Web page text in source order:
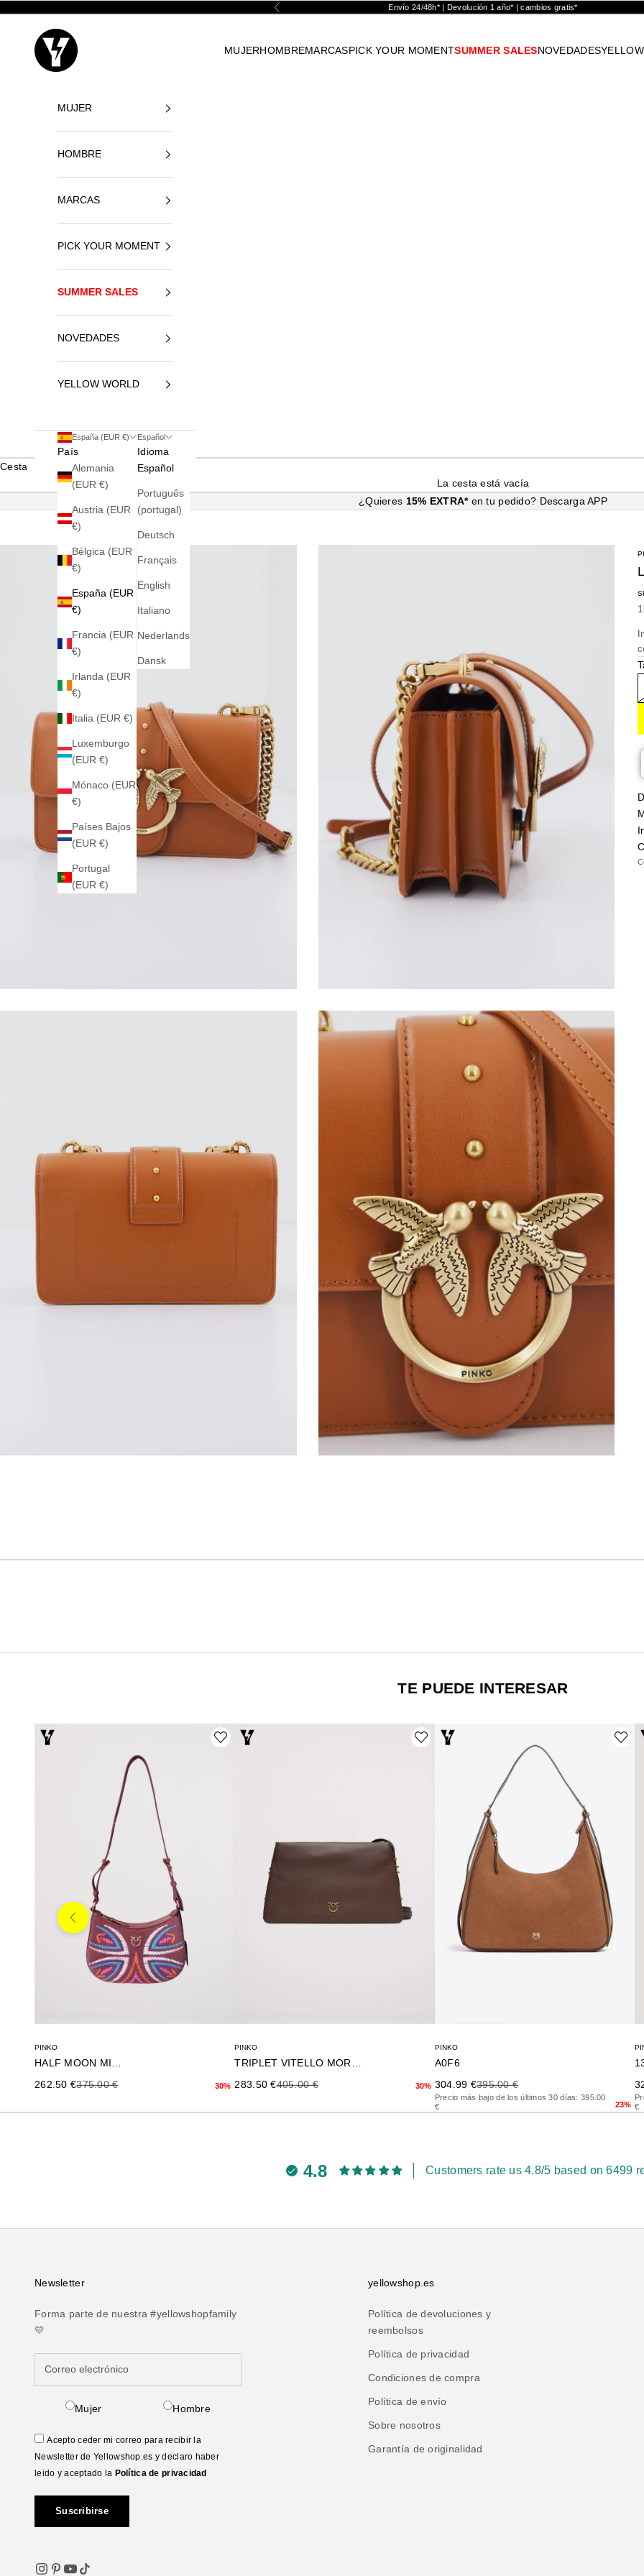
Anterior Envío 24/48h* | Devolución 1 año* | cambios gratis*
Yellowshop
MUJERHOMBREMARCASPICK YOUR MOMENTSUMMER SALESNOVEDADES
MUJER
HOMBRE
MARCAS
PICK YOUR MOMENT
SUMMER SALES
NOVEDADES
YELLOW WORLD
España (EUR €)
País
Alemania
(EUR €)
Austria (EUR
€)
Bélgica (EUR
€)
España (EUR
€)
Francia (EUR
€)
Irlanda (EUR
€)
Italia (EUR €)
Luxemburgo
(EUR €)
Mónaco (EUR
€)
Países Bajos
(EUR €)
Portugal
(EUR €)
Español
Idioma
Español
Português
(portugal)
Deutsch
Français
English
Italiano
Nederlands
Dansk
Cesta
La cesta está vacía
¿Quieres 15% EXTRA* en tu pedido? Descarga APP
TE PUEDE INTERESAR
PINKO
Precio de oferta
262.50 €Precio anterior
375.00 € 30%
PINKO
Precio de oferta
283.50 €Precio anterior
405.00 € 30%
PINKO
A0F6
Precio de oferta
304.99 €Precio anterior
395.00 €
Precio más bajo de los últimos 30 días: 395.00
€
23% €
Anterior
4.8 Customers rate us 4.8/5 based on 6499
Newsletter
Forma parte de nuestra #yellowshopfamily
💛
Mujer Hombre
Acepto ceder mi correo para recibir la
Newsletter de Yellowshop.es y declaro haber
leido y aceptado la Política de privacidad
Suscribirse
yellowshop.es
Política de devoluciones y
reembolsos
Política de privacidad
Condiciones de compra
Política de envío
Sobre nosotros
Garantía de originalidad